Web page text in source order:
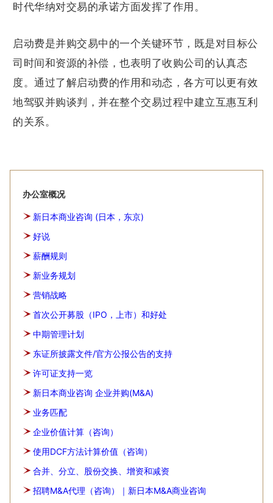
时代华纳对交易的承诺方面发挥了作用。
启动费是并购交易中的一个关键环节，既是对目标公
司时间和资源的补偿，也表明了收购公司的认真态
度。通过了解启动费的作用和动态，各方可以更有效
地驾驭并购谈判，并在整个交易过程中建立互惠互利
的关系。
办公室概况
新日本商业咨询 (日本，东京)
好说
薪酬规则
新业务规划
营销战略
首次公开募股（IPO，上市）和好处
中期管理计划
东证所披露文件/官方公报公告的支持
许可证支持一览
新日本商业咨询 企业并购(M&A)
业务匹配
企业价值计算（咨询）
使用DCF方法计算价值（咨询）
合并、分立、股份交换、增资和减资
招聘M&A代理（咨询）｜新日本M&A商业咨询